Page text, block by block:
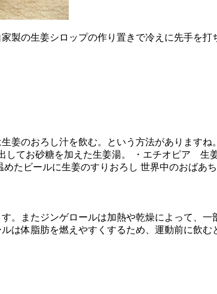
製の生姜シロップの作り置きで冷えに先手を
姜のおろし汁を飲む。という方法があります
てお砂糖を加えた生姜湯。 ・エチオピア
たビールに生姜のすりおろし 世界中のおばあ
。またジンゲロールは加熱や乾燥によって、
は体脂肪を燃えやすくするため、運動前に飲